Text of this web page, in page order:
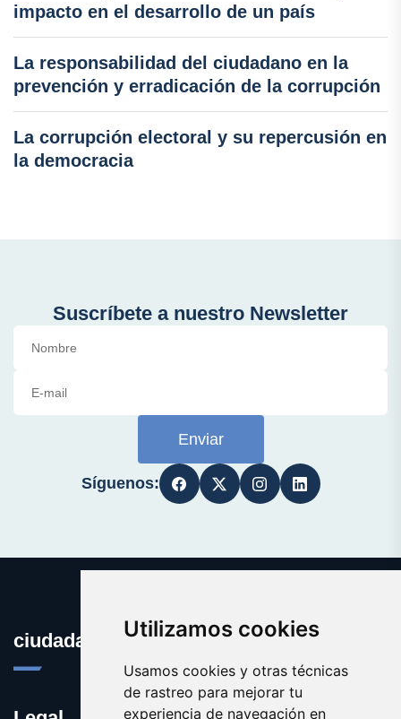
Utilizamos cookies
Usamos cookies y otras técnicas
de rastreo para mejorar tu
experiencia de navegación en
impacto en el desarrollo de un país
La responsabilidad del ciudadano en la
prevención y erradicación de la corrupción
La corrupción electoral y su repercusión en
la democracia
Suscríbete a nuestro Newsletter
Enviar
Síguenos:
ciudadana.es